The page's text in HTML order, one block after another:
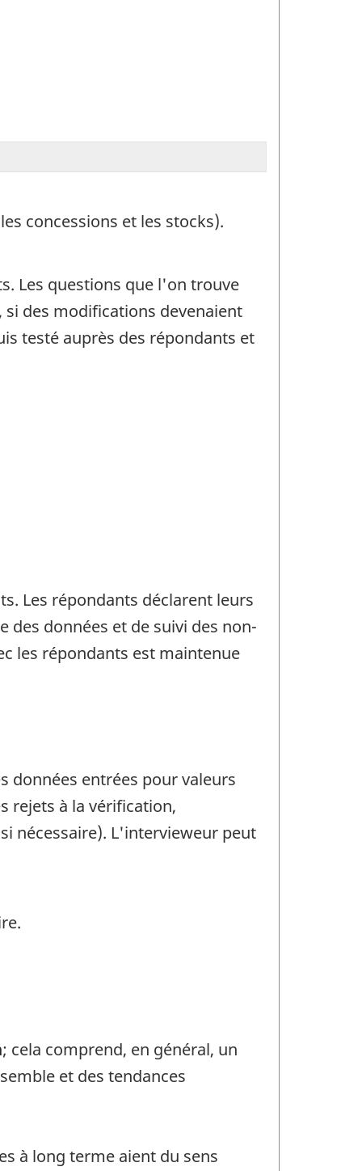
concessions et les stocks).
Les questions que l'on trouve
si des modifications devenaient
testé auprès des répondants et
Les répondants déclarent leurs
des données et de suivi des non-
les répondants est maintenue
données entrées pour valeurs
rejets à la vérification,
nécessaire). L'intervieweur peut
cela comprend, en général, un
et des tendances
à long terme aient du sens